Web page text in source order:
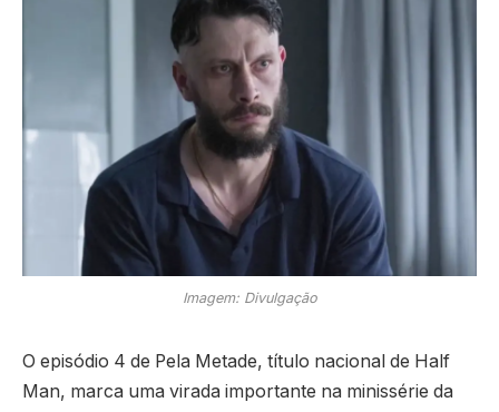
Imagem: Divulgação
O episódio 4 de Pela Metade, título nacional de Half
Man, marca uma virada importante na minissérie da